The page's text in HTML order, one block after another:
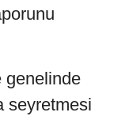
genelinde
seyretmesi